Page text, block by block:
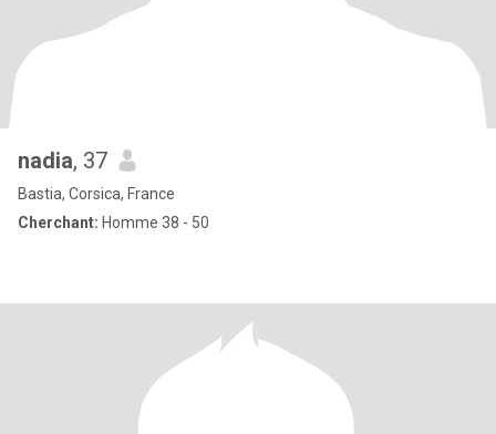
nadia, 37
Bastia, Corsica, France
Cherchant: Homme 38 - 50